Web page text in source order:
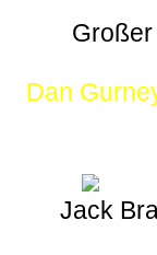
Dan
Jack